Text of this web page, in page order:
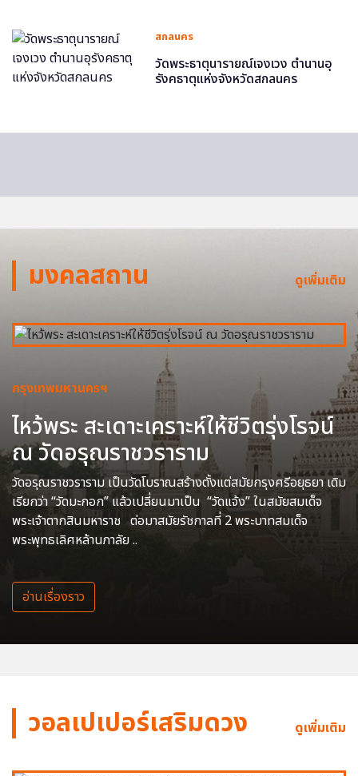
สกลนคร
วัดพระธาตุนารายณ์เจงเวง ตำนานอุ
รังคธาตุแห่งจังหวัดสกลนคร
มงคลสถาน ดูเพิ่มเติม
กรุงเทพมหานครฯ
ไหว้พระ สะเดาะเคราะห์ให้ชีวิตรุ่งโรจน์
ณ วัดอรุณราชวราราม
วัดอรุณราชวราราม เป็นวัดโบราณสร้างตั้งแต่สมัยกรุงศรีอยุธยา เดิม
เรียกว่า “วัดมะกอก” แล้วเปลี่ยนมาเป็น “วัดแจ้ง” ในสมัยสมเด็จ
พระเจ้าตากสินมหาราช ต่อมาสมัยรัชกาลที่ 2 พระบาทสมเด็จ
พระพุทธเลิศหล้านภาลัย ..
อ่านเรื่องราว
วอลเปเปอร์เสริมดวง ดูเพิ่มเติม